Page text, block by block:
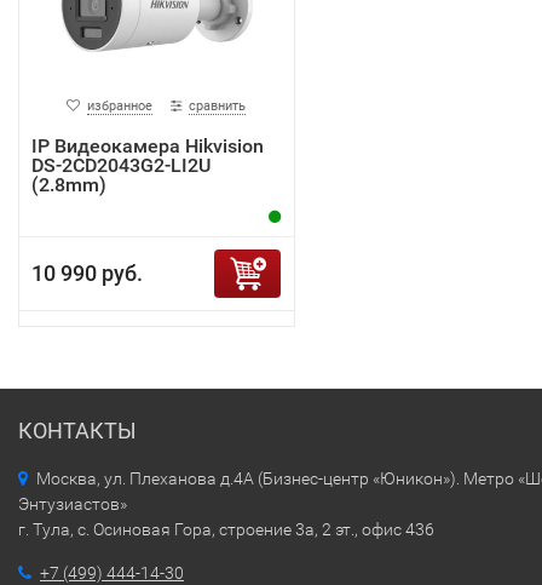
избранное сравнить
IP Видеокамера Hikvision
DS-2CD2043G2-LI2U
(2.8mm)
10 990 руб.
КОНТАКТЫ
Москва, ул. Плеханова д.4А (Бизнес-центр «Юникон»). Метро
Энтузиастов»
г. Тула, с. Осиновая Гора, строение 3а, 2 эт., офис 436
+7 (499) 444-14-30